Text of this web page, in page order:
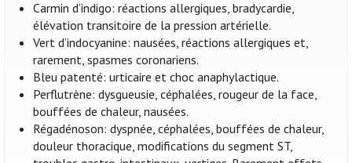
Carmin d’indigo: réactions allergiques, bradycardie,
élévation transitoire de la pression artérielle.
Vert d’indocyanine: nausées, réactions allergiques et,
rarement, spasmes coronariens.
Bleu patenté: urticaire et choc anaphylactique.
Perflutrène: dysgueusie, céphalées, rougeur de la face,
bouffées de chaleur, nausées.
Régadénoson: dyspnée, céphalées, bouffées de chaleur,
douleur thoracique, modifications du segment ST,